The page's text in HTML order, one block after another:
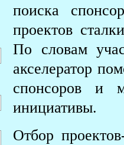
поиска
проектов
По словам
акселератор
спонсоров и
инициативы.
Отбор